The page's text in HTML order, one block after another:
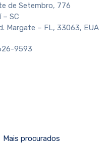
de Setembro, 776
– SC
Margate – FL, 33063, EUA
9593
Mais procurados